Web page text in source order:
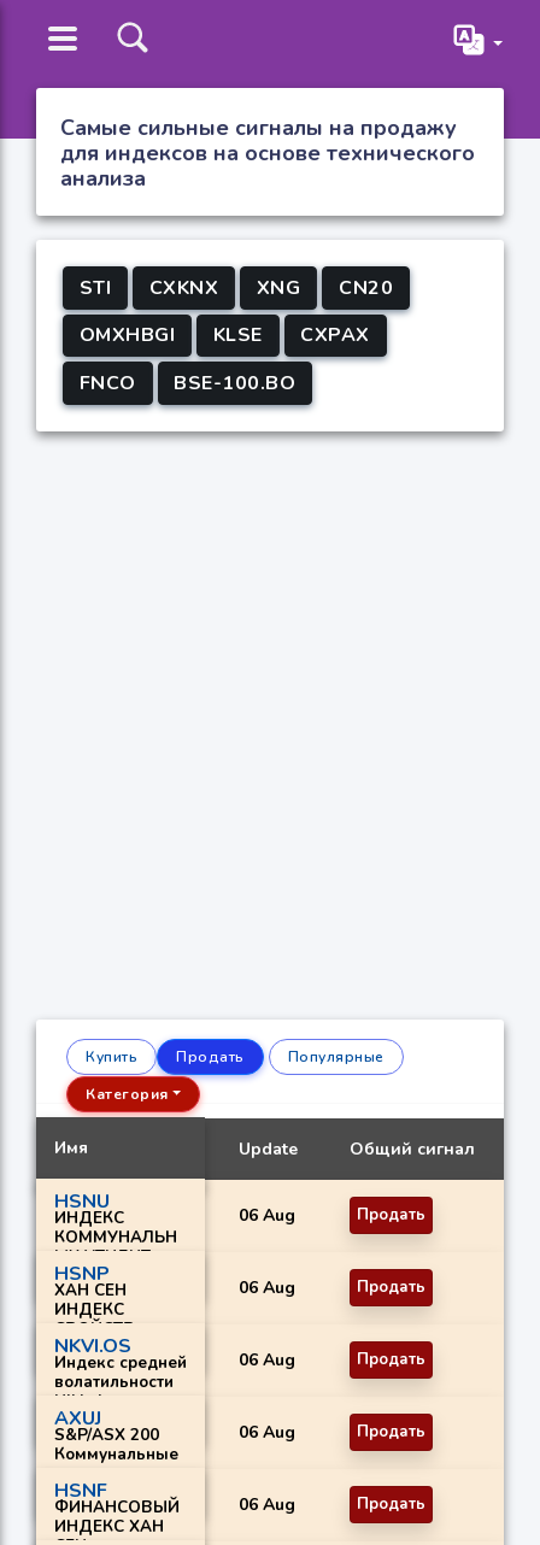
Самые сильные сигналы на продажу
для индексов на основе технического
анализа
STI CXKNX XNG
CN20
OMXHBGI
KLSE
CXPAX
FNCO
BSE-100.BO
Купить Продать
Популярные
Категория
Имя Update Общий сигнал
HSNU
ИНДЕКС
КОММУНАЛЬН
ЫХ УТИЛИТ
ХАН СЭН
06 Aug Продать
HSNP
ХАН СЕН
ИНДЕКС
СВОЙСТВ
06 Aug Продать
NKVI.OS
Индекс средней
волатильности
Nikkei
06 Aug Продать
AXUJ
S&P/ASX 200
Коммунальные
06 Aug Продать
HSNF
ФИНАНСОВЫЙ
ИНДЕКС ХАН
06 Aug Продать